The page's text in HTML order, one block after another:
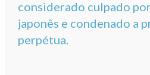
considerado culpado
japonês e condenado a
perpétua.